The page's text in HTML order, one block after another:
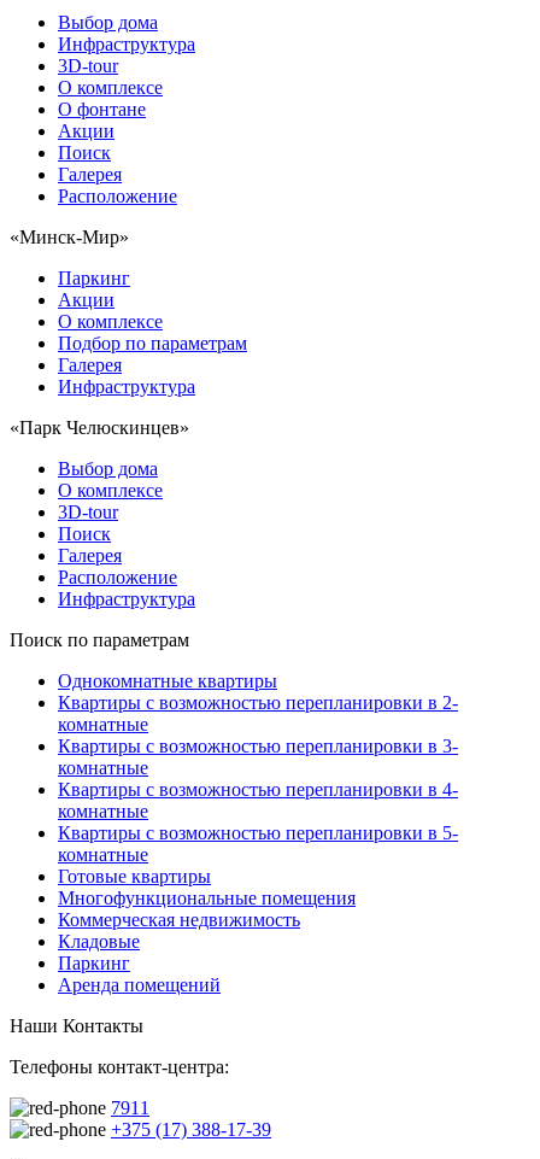
Выбор дома
Инфраструктура
3D-tour
О комплексе
О фонтане
Акции
Поиск
Галерея
Расположение
«Минск-Мир»
Паркинг
Акции
О комплексе
Подбор по параметрам
Галерея
Инфраструктура
«Парк Челюскинцев»
Выбор дома
О комплексе
3D-tour
Поиск
Галерея
Расположение
Инфраструктура
Поиск по параметрам
Однокомнатные квартиры
Квартиры с возможностью перепланировки в 2-
комнатные
Квартиры с возможностью перепланировки в 3-
комнатные
Квартиры с возможностью перепланировки в 4-
комнатные
Квартиры с возможностью перепланировки в 5-
комнатные
Готовые квартиры
Многофункциональные помещения
Коммерческая недвижимость
Кладовые
Паркинг
Аренда помещений
Наши Контакты
Телефоны контакт-центра:
7911
+375 (17) 388-17-39